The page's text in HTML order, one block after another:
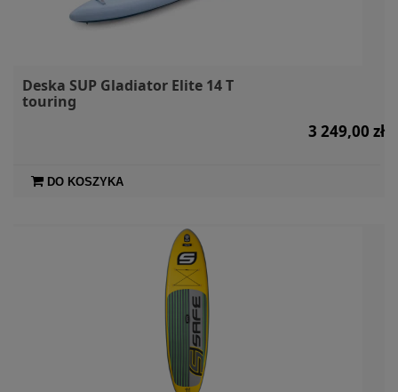
Deska SUP Gladiator Elite 14 T
touring
3 249,00 zł
DO KOSZYKA